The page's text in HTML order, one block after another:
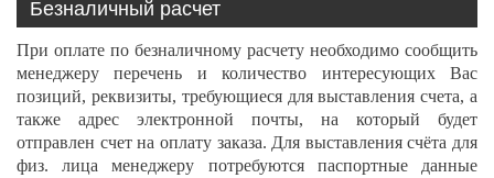
Безналичный расчет
При оплате по безналичному расчету необходимо сообщить
менеджеру перечень и количество интересующих Вас
позиций, реквизиты, требующиеся для выставления счета, а
также адрес электронной почты, на который будет
отправлен счет на оплату заказа. Для выставления счёта для
физ. лица менеджеру потребуются паспортные данные